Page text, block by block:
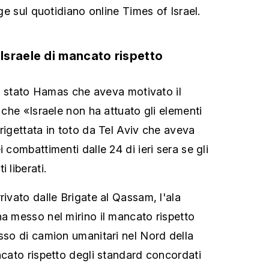
sul quotidiano online Times of Israel.
di mancato rispetto
Hamas che aveva motivato il
«Israele non ha attuato gli elementi
in toto da Tel Aviv che aveva
combattimenti dalle 24 di ieri sera se gli
liberati.
dalle Brigate al Qassam, l'ala
messo nel mirino il mancato rispetto
di camion umanitari nel Nord della
rispetto degli standard concordati